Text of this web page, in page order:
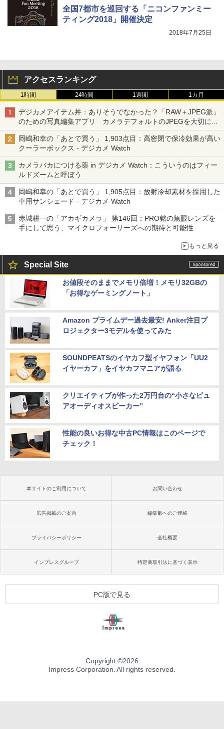
全国7都市を巡回する「ニコンファンミー
ティング2018」開催決定
2018年7月25日
アクセスランキング
1時間 24時間 1週間 1カ月
デジカメアイテム丼：ありそうでなかった？「RAW＋JPEG派」
のための写真編集アプリ カメラデフォルトのJPEGを大切にす
る「Filmator」
岡嶋和幸の「あとで買う」 1,903点目：高密閉で保冷効果が高い
クーラーボックス - デジカメ Watch
カメラバカにつける薬 in デジカメ Watch：こういうのはフィー
ルドズームと呼ぼう
岡嶋和幸の「あとで買う」 1,905点目：放射冷却素材を採用した
車用サンシェード - デジカメ Watch
赤城耕一の「アカギカメラ」 第146回：PRO銘の魚眼レンズを
手にして思う、マイクロフォーサーズへの期待と可能性
もっと見る
Special Site
お値段そのままでメモリ倍増！メモリ32GBの
「お得なゲーミングノート」
Amazon プライムデー過去最安! Anker注目プ
ロジェクター3モデルを使ってみた
SOUNDPEATSのイヤカフ型イヤフォン「UU2
イヤーカフ」をイヤカフマニアが語る
クリエイティブが作った2万円台の“小さなピュ
アオーディオスピーカー”
性能の良いお得な中古PC情報はこのページで
チェック！
本サイトのご利用について お問い合わせ
広告掲載のご案内 編集部へのご連絡
プライバシーポリシー 会社概要
インプレスグループ 特定商取引法に基づく表示
PC版で見る
Copyright ©2026
Impress Corporation. All rights reserved.